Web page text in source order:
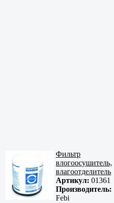
Фильтр
влогоосушитель,
влагоотделитель
Артикул: 01361
Производитель:
Febi